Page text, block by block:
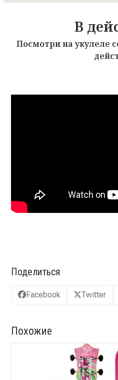
В
Посмотри на укулеле
Поделиться
Facebook Twitter
Похожие